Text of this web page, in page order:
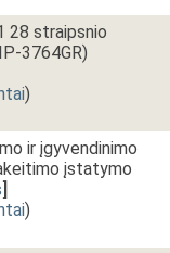
28 straipsnio
3764GR)
)
ir įgyvendinimo
įstatymo
]
)